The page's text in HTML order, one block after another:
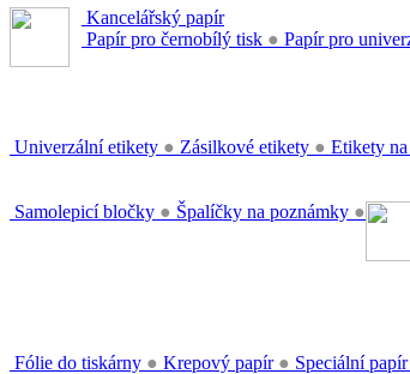
Kancelářský papír
Papír pro černobílý tisk ● Papír pro
Univerzální etikety ● Zásilkové etikety ● Etikety
Samolepicí bločky ● Špalíčky na poznámky ●
Fólie do tiskárny ● Krepový papír ● Speciální